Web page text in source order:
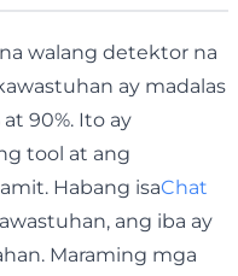
walang detektor na
ay madalas
90%. Ito ay
tool at ang
Habang isaChat
ang iba ay
Maraming mga